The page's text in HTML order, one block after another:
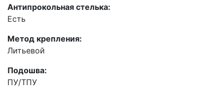
Антипрокольная стелька:
Есть
Метод крепления:
Литьевой
Подошва:
ПУ/ТПУ